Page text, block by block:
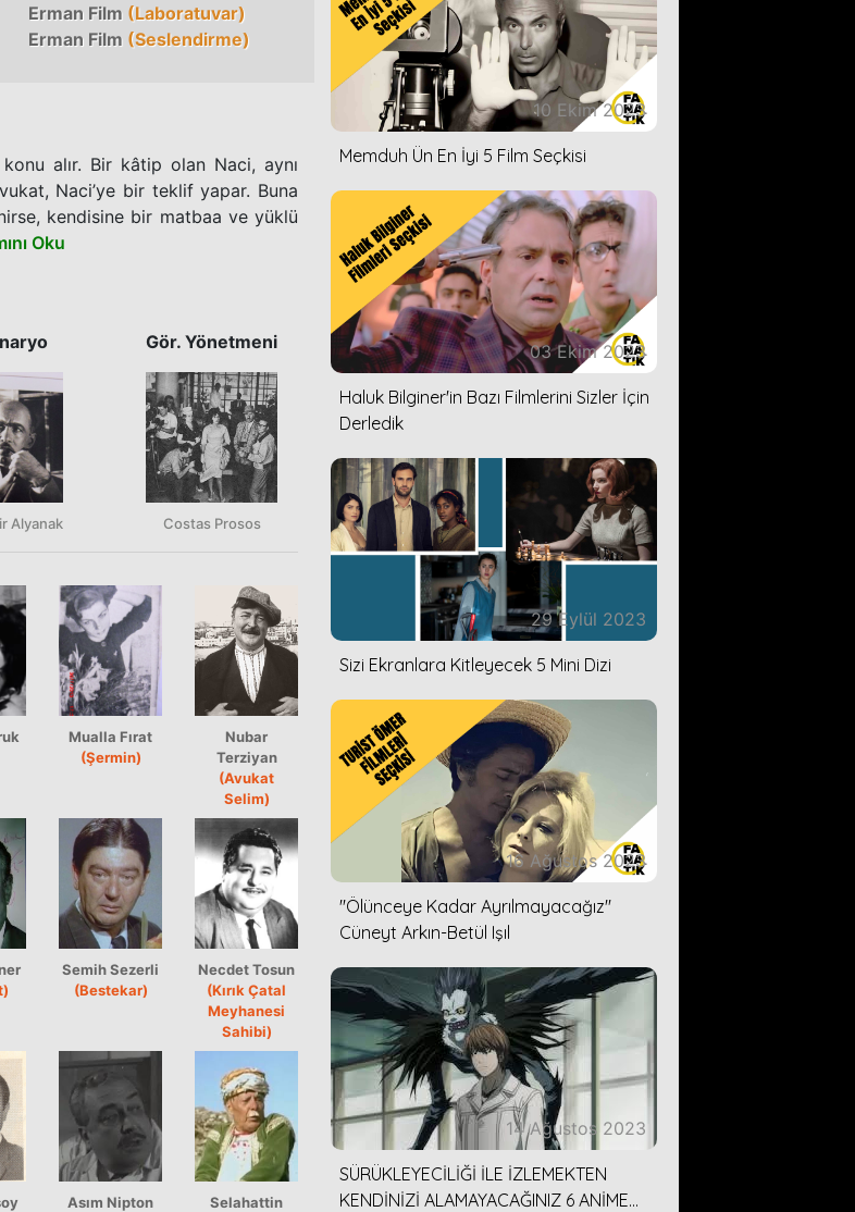
Erman Film (Laboratuvar)
Erman Film (Seslendirme)
alır. Bir kâtip olan Naci, aynı
Naci’ye bir teklif yapar. Buna
kendisine bir matbaa ve yüklü
Oku
Alyanak
Gör. Yönetmeni
Costas Prosos
Mualla Fırat
(Şermin)
Nubar
Terziyan
(Avukat
Selim)
Semih Sezerli
(Bestekar)
Necdet Tosun
(Kırık Çatal
Meyhanesi
Sahibi)
Asım Nipton
Selahattin
10 Ekim 2023
Memduh Ün En İyi 5 Film Seçkisi
03 Ekim 2023
Haluk Bilginer'in Bazı Filmlerini Sizler İçin
Derledik
29 Eylül 2023
Sizi Ekranlara Kitleyecek 5 Mini Dizi
16 Ağustos 2023
''Ölünceye Kadar Ayrılmayacağız''
Cüneyt Arkın-Betül Işıl
14 Ağustos 2023
SÜRÜKLEYECİLİĞİ İLE İZLEMEKTEN
KENDİNİZİ ALAMAYACAĞINIZ 6 ANİME